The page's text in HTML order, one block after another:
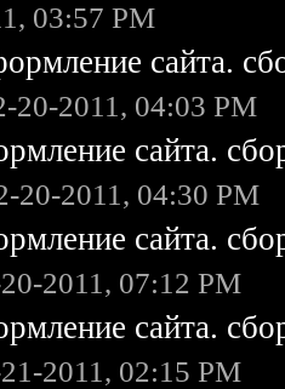
03:57 PM
сайта.
20-2011, 04:03 PM
сайта.
20-2011, 04:30 PM
сайта.
2011, 07:12 PM
сайта.
2011, 02:15 PM